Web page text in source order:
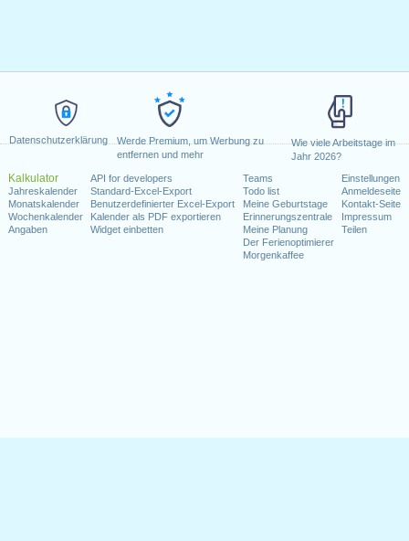
Datenschutzerklärung
Werde Premium, um Werbung zu
entfernen und mehr
Wie viele Arbeitstage im
Jahr 2026?
Kalkulator
Jahreskalender
Monatskalender
Wochenkalender
Angaben
API for developers
Standard-Excel-Export
Benutzerdefinierter Excel-Export
Kalender als PDF exportieren
Widget einbetten
Teams
Todo list
Meine Geburtstage
Erinnerungszentrale
Meine Planung
Der Ferienoptimierer
Morgenkaffee
Einstellungen
Anmeldeseite
Kontakt-Seite
Impressum
Teilen